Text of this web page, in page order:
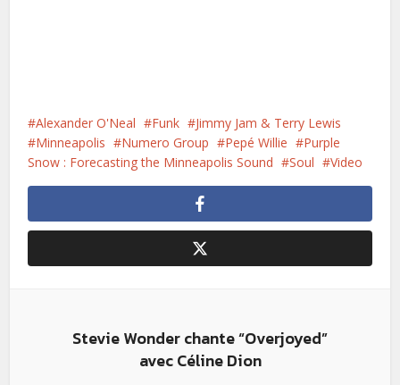
Alexander O'Neal Funk
Jimmy Jam & Terry Lewis
Minneapolis
Numero Group Pepé Willie
Purple
Snow : Forecasting the Minneapolis Sound
Soul Video
Stevie Wonder chante “Overjoyed”
avec Céline Dion